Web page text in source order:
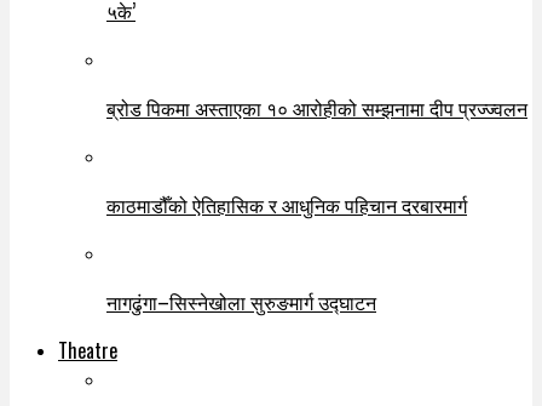
५के’
ब्रोड पिकमा अस्ताएका १० आरोहीको सम्झनामा दीप प्रज्ज्वलन
काठमाडौँको ऐतिहासिक र आधुनिक पहिचान दरबारमार्ग
नागढुंगा–सिस्नेखोला सुरुङमार्ग उद्घाटन
Theatre